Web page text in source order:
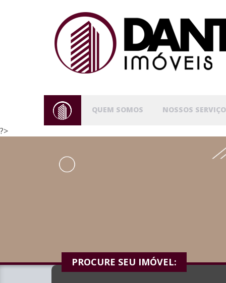
QUEM SOMOS NOSSOS
?>
PROCURE SEU IMÓVEL: